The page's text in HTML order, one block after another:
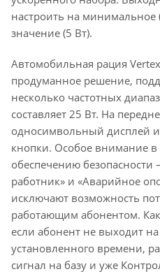
настроить на
значение (5 Вт).
Автомобильная рация
продуманное решение,
несколько частотных
составляет 25 Вт. На
односимвольный дисплей
кнопки. Особое внимание
обеспечению
работник» и «Аварийное
исключают возможность
работающим абонентом.
если абонент не выходит
установленного времени,
сигнал на базу и уже